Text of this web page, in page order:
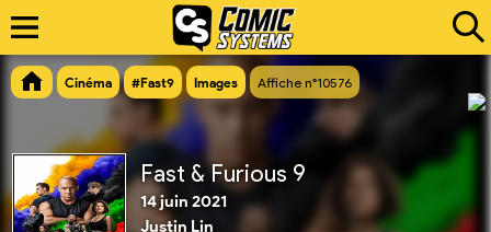
Cinéma #Fast9 Images Affiche n°10576
Fast & Furious 9
14 juin 2021
Justin Lin